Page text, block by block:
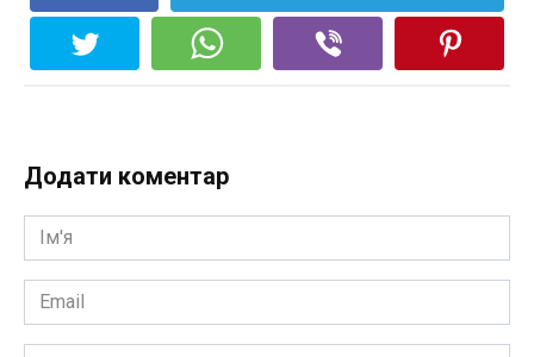
Додати коментар
Ім'я
*
Email
*